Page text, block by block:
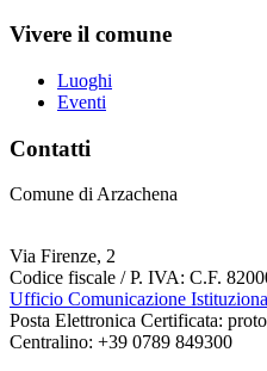
Vivere il comune
Luoghi
Eventi
Contatti
Comune di Arzachena
Via Firenze, 2
Codice fiscale / P. IVA: C.F.
Ufficio Comunicazione
Posta Elettronica Certificata:
Centralino: +39 0789 849300